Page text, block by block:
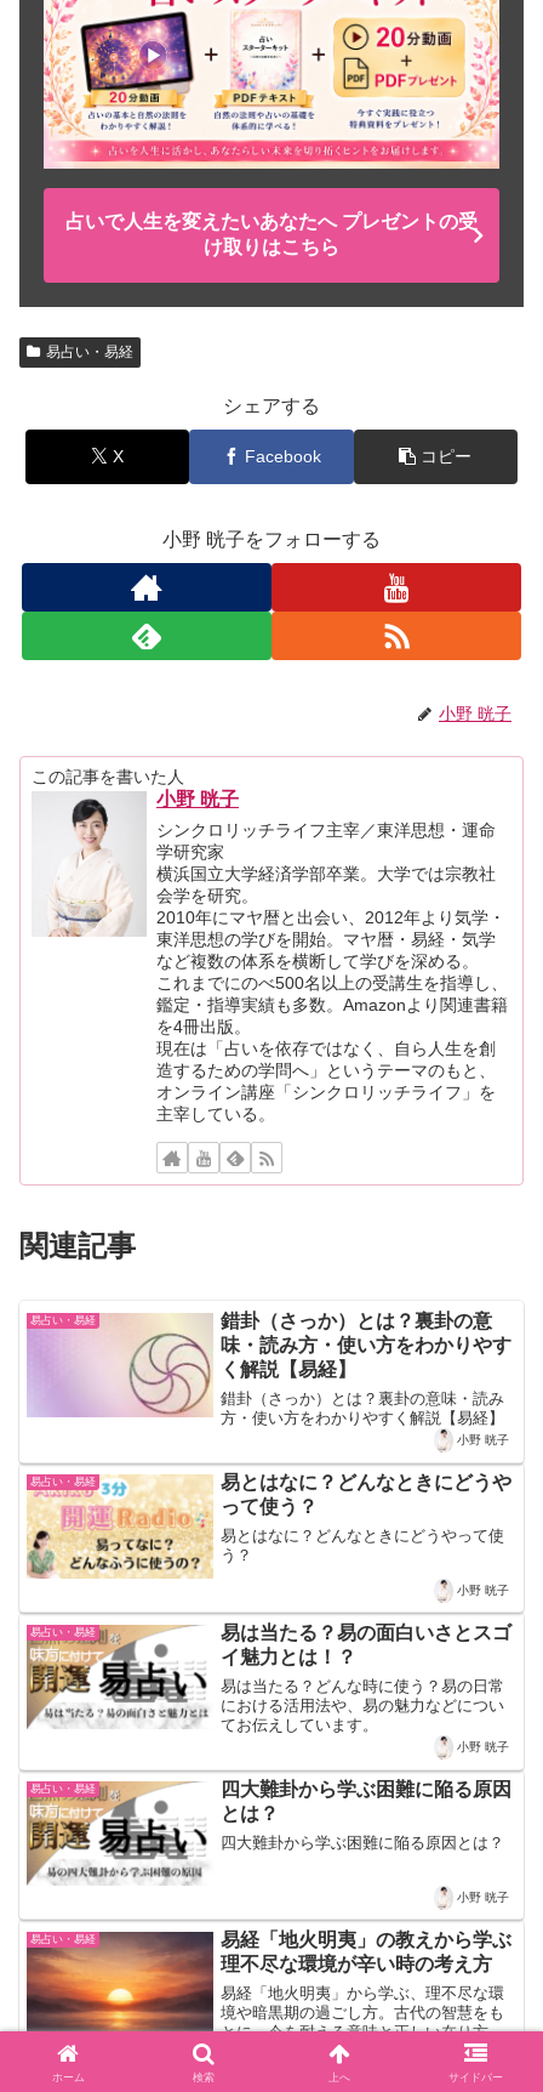
占いで人生を変えたいあなたへ プレゼントの受
け取りはこちら
易占い・易経
シェアする
X Facebook コピー
小野 晄子をフォローする
小野 晄子
この記事を書いた人
小野 晄子
シンクロリッチライフ主宰／東洋思想・運命
学研究家
横浜国立大学経済学部卒業。大学では宗教社
会学を研究。
2010年にマヤ暦と出会い、2012年より気学・
東洋思想の学びを開始。マヤ暦・易経・気学
など複数の体系を横断して学びを深める。
これまでにのべ500名以上の受講生を指導し、
鑑定・指導実績も多数。Amazonより関連書籍
を4冊出版。
現在は「占いを依存ではなく、自ら人生を創
造するための学問へ」というテーマのもと、
オンライン講座「シンクロリッチライフ」を
主宰している。
関連記事
易占い・易経
錯卦（さっか）とは？裏卦の意
味・読み方・使い方をわかりやす
く解説【易経】
錯卦（さっか）とは？裏卦の意味・読み
方・使い方をわかりやすく解説【易経】
小野 晄子
易占い・易経
易とはなに？どんなときにどうや
って使う？
易とはなに？どんなときにどうやって使
う？
小野 晄子
易占い・易経
易は当たる？易の面白いさとスゴ
イ魅力とは！？
易は当たる？どんな時に使う？易の日常
における活用法や、易の魅力などについ
てお伝えしています。
小野 晄子
易占い・易経
四大難卦から学ぶ困難に陥る原因
とは？
四大難卦から学ぶ困難に陥る原因とは？
小野 晄子
易占い・易経
易経「地火明夷」の教えから学ぶ
理不尽な環境が辛い時の考え方
易経「地火明夷」から学ぶ、理不尽な環
境や暗黒期の過ごし方。古代の智慧をも
とに、今を耐える意味と正しい在り方を
丁寧に解説します。
小野 晄子
ホーム 検索 上へ サイドバー